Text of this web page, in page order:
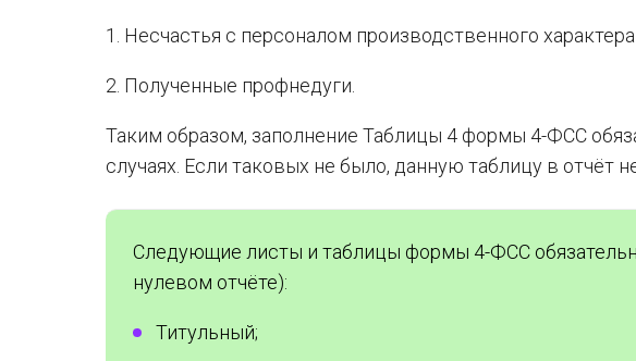
1. Несчастья с персоналом производственного
2. Полученные профнедуги.
Таким образом, заполнение Таблицы 4 формы 4-ФСС
случаях. Если таковых не было, данную таблицу в отчёт
Следующие листы и таблицы формы 4-ФСС
нулевом отчёте):
Титульный;